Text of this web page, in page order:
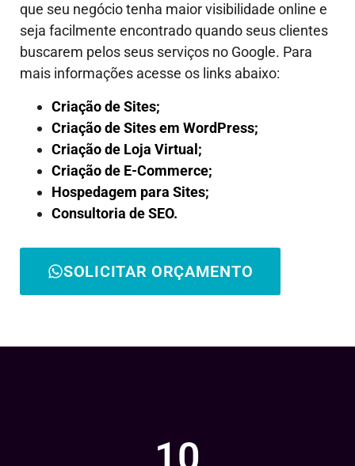
que seu negócio tenha maior visibilidade online e
seja facilmente encontrado quando seus clientes
buscarem pelos seus serviços no Google. Para
mais informações acesse os links abaixo:
Criação de Sites;
Criação de Sites em WordPress;
Criação de Loja Virtual;
Criação de E-Commerce;
Hospedagem para Sites;
Consultoria de SEO.
SOLICITAR ORÇAMENTO